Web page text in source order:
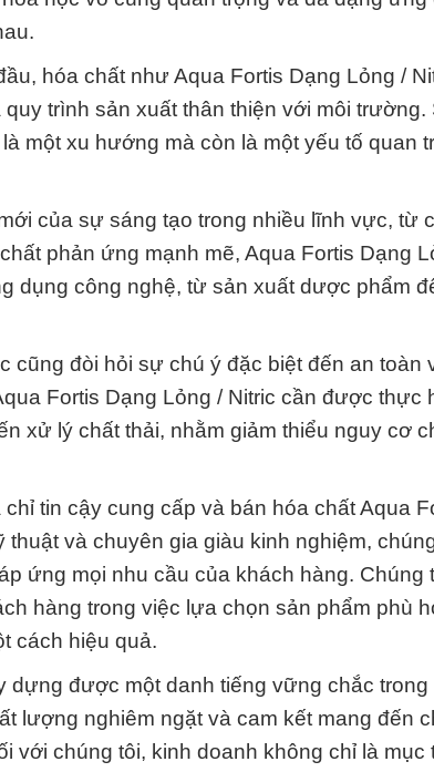
hóa chất như Aqua Fortis Dạng Lỏng /
trình sản xuất thân thiện với môi
một xu hướng mà còn là một yếu tố quan
của sự sáng tạo trong nhiều lĩnh vực, từ
phản ứng mạnh mẽ, Aqua Fortis Dạng
dụng công nghệ, từ sản xuất dược phẩm
cũng đòi hỏi sự chú ý đặc biệt đến an toàn
Fortis Dạng Lỏng / Nitric cần được thực
xử lý chất thải, nhằm giảm thiểu nguy cơ
tin cậy cung cấp và bán hóa chất Aqua
và chuyên gia giàu kinh nghiệm,
ứng mọi nhu cầu của khách hàng. Chúng
hàng trong việc lựa chọn sản phẩm phù
cách hiệu quả.
dựng được một danh tiếng vững chắc trong
lượng nghiêm ngặt và cam kết mang đến
với chúng tôi, kinh doanh không chỉ là mục